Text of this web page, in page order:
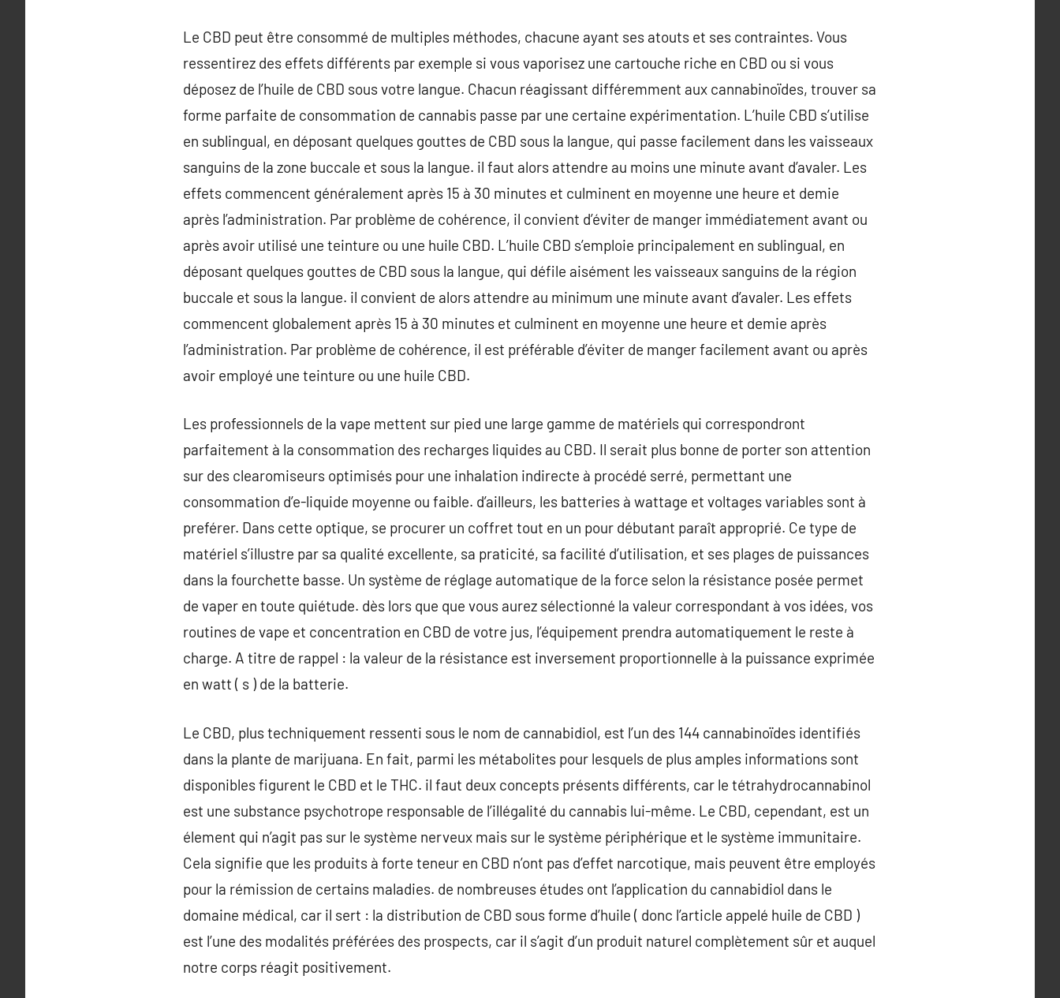
Le CBD peut être consommé de multiples méthodes, chacune ayant ses atouts et ses contraintes. Vous
ressentirez des effets différents par exemple si vous vaporisez une cartouche riche en CBD ou si vous
déposez de l’huile de CBD sous votre langue. Chacun réagissant différemment aux cannabinoïdes, trouver sa
forme parfaite de consommation de cannabis passe par une certaine expérimentation. L’huile CBD s’utilise
en sublingual, en déposant quelques gouttes de CBD sous la langue, qui passe facilement dans les vaisseaux
sanguins de la zone buccale et sous la langue. il faut alors attendre au moins une minute avant d’avaler. Les
effets commencent généralement après 15 à 30 minutes et culminent en moyenne une heure et demie
après l’administration. Par problème de cohérence, il convient d’éviter de manger immédiatement avant ou
après avoir utilisé une teinture ou une huile CBD. L’huile CBD s’emploie principalement en sublingual, en
déposant quelques gouttes de CBD sous la langue, qui défile aisément les vaisseaux sanguins de la région
buccale et sous la langue. il convient de alors attendre au minimum une minute avant d’avaler. Les effets
commencent globalement après 15 à 30 minutes et culminent en moyenne une heure et demie après
l’administration. Par problème de cohérence, il est préférable d’éviter de manger facilement avant ou après
avoir employé une teinture ou une huile CBD.
Les professionnels de la vape mettent sur pied une large gamme de matériels qui correspondront
parfaitement à la consommation des recharges liquides au CBD. Il serait plus bonne de porter son attention
sur des clearomiseurs optimisés pour une inhalation indirecte à procédé serré, permettant une
consommation d’e-liquide moyenne ou faible. d’ailleurs, les batteries à wattage et voltages variables sont à
preférer. Dans cette optique, se procurer un coffret tout en un pour débutant paraît approprié. Ce type de
matériel s’illustre par sa qualité excellente, sa praticité, sa facilité d’utilisation, et ses plages de puissances
dans la fourchette basse. Un système de réglage automatique de la force selon la résistance posée permet
de vaper en toute quiétude. dès lors que que vous aurez sélectionné la valeur correspondant à vos idées, vos
routines de vape et concentration en CBD de votre jus, l’équipement prendra automatiquement le reste à
charge. A titre de rappel : la valeur de la résistance est inversement proportionnelle à la puissance exprimée
en watt ( s ) de la batterie.
Le CBD, plus techniquement ressenti sous le nom de cannabidiol, est l’un des 144 cannabinoïdes identifiés
dans la plante de marijuana. En fait, parmi les métabolites pour lesquels de plus amples informations sont
disponibles figurent le CBD et le THC. il faut deux concepts présents différents, car le tétrahydrocannabinol
est une substance psychotrope responsable de l’illégalité du cannabis lui-même. Le CBD, cependant, est un
élement qui n’agit pas sur le système nerveux mais sur le système périphérique et le système immunitaire.
Cela signifie que les produits à forte teneur en CBD n’ont pas d’effet narcotique, mais peuvent être employés
pour la rémission de certains maladies. de nombreuses études ont l’application du cannabidiol dans le
domaine médical, car il sert : la distribution de CBD sous forme d’huile ( donc l’article appelé huile de CBD )
est l’une des modalités préférées des prospects, car il s’agit d’un produit naturel complètement sûr et auquel
notre corps réagit positivement.